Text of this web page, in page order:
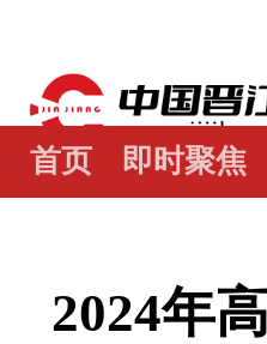
首页 即时聚焦
2024年